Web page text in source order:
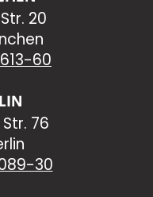
20
60
76
30